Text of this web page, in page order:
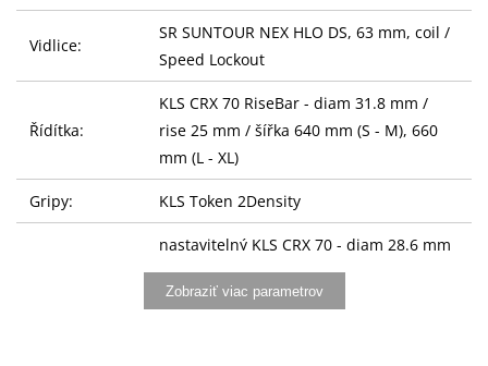
Vidlice:
SR SUNTOUR NEX HLO DS, 63 mm, coil /
Speed Lockout
Řídítka:
KLS CRX 70 RiseBar - diam 31.8 mm /
rise 25 mm / šířka 640 mm (S - M), 660
mm (L - XL)
Gripy: KLS Token 2Density
nastavitelný KLS CRX 70 - diam 28.6 mm
/ bar bore 31.8 mm / délka 95 mm (S - L),
110 mm (XL)
Zobraziť viac parametrov